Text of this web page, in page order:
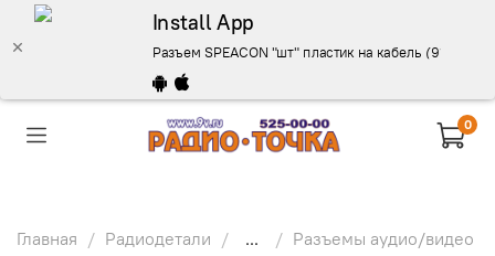
Install App
Разъем SPEACON "шт" пластик на кабель (91.0мм) -
0
Главная Радиодетали ... Разъемы аудио/видео